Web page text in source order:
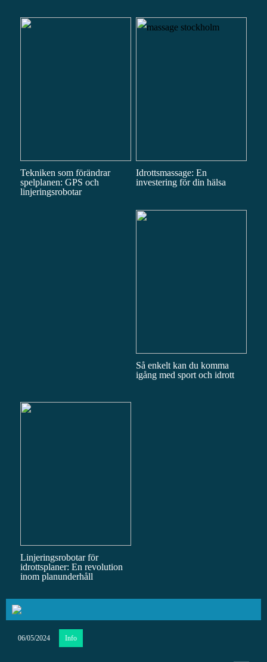
Tekniken som förändrar
spelplanen: GPS och
linjeringsrobotar
Idrottsmassage: En
investering för din hälsa
Så enkelt kan du komma
igång med sport och idrott
Linjeringsrobotar för
idrottsplaner: En revolution
inom planunderhåll
06/05/2024 Info